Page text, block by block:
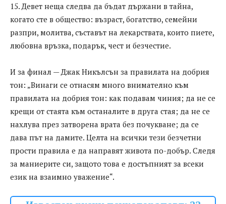
15. Девет неща следва да бъдат държани в тайна,
когато сте в общество: възраст, богатство, семейни
разпри, молитва, съставът на лекарствата, които пиете,
любовна връзка, подарък, чест и безчестие.
И за финал — Джак Никълсън за правилата на добрия
тон: „Винаги се отнасям много внимателно към
правилата на добрия тон: как подавам чиния; да не се
крещи от стаята към останалите в друга стая; да не се
нахлува през затворена врата без почукване; да се
дава път на дамите. Целта на всички тези безчетни
прости правила е да направят живота по-добър. Следя
за маниерите си, защото това е достъпният за всеки
език на взаимно уважение“.